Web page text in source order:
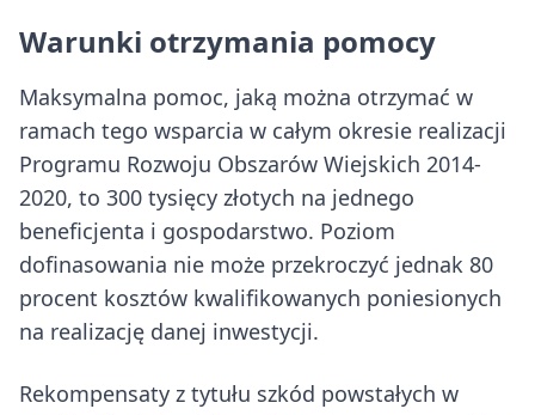
Warunki otrzymania pomocy
Maksymalna pomoc, jaką można otrzymać w
ramach tego wsparcia w całym okresie realizacji
Programu Rozwoju Obszarów Wiejskich 2014-
2020, to 300 tysięcy złotych na jednego
beneficjenta i gospodarstwo. Poziom
dofinasowania nie może przekroczyć jednak 80
procent kosztów kwalifikowanych poniesionych
na realizację danej inwestycji.
Rekompensaty z tytułu szkód powstałych w